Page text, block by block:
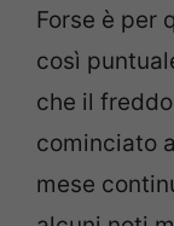
Forse è per
così
che il
cominciato
mese